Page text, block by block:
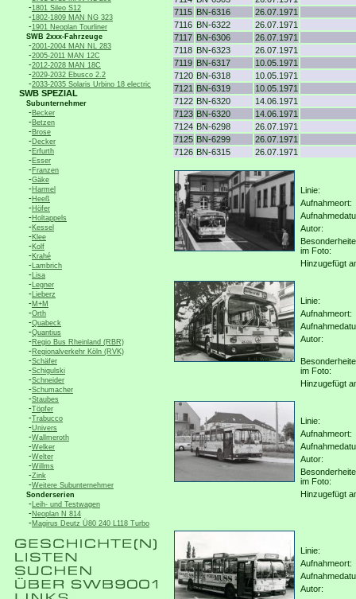
-1801 Sileo S12
-1802-1809 MAN NG 323
-1901 Neoplan Tourliner
SWB 2xxx-Fahrzeuge
-2001-2004 MAN NL 283
-2005-2011 MAN 12C
-2012-2028 MAN 18C
-2029-2032 Ebusco 2.2
-2033-2035 Solaris Urbino 18 electric
SWB SPEZIAL
Subunternehmer
-Becker
-Betzen
-Brose
-Decker
-Erfurth
-Esser
-Franzen
-Gäke
-Harmel
-Heeß
-Höfer
-Holtappels
-Kessel
-Klee
-Kolf
-Krahé
-Lambrich
-Lisa
-Legner
-Lieberz
-M+M
-Orth
-Quabeck
-Quantius
-Regio Bus Rheinland (RBR)
-Regionalverkehr Köln (RVK)
-Schäfer
-Schigulski
-Schneider
-Schumacher
-Staubes
-Töpfer
-Trabucco
-Univers
-Wallmeroth
-Welker
-Welter
-Willms
-Zink
-Weitere Subunternehmer
Sonderserien
-Leih- und Testwagen
-Neoplan N 814
-Magirus Deutz Ü80 240 L118 Turbo
7115 BN-6316
26.07.1971
7116 BN-6322
26.07.1971
7117 BN-6306
26.07.1971
7118 BN-6323
26.07.1971
7119 BN-6317
10.05.1971
7120 BN-6318
10.05.1971
7121 BN-6319
10.05.1971
7122 BN-6320
14.06.1971
7123 BN-6320
14.06.1971
7124 BN-6298
26.07.1971
7125 BN-6299
26.07.1971
7126 BN-6315 26.07.1971
Linie:
Aufnahmeort:
Autor:
im Foto:
Hinzugefügt
Linie:
Aufnahmeort:
Autor:
im Foto:
Hinzugefügt
Linie:
Aufnahmeort:
Autor:
im Foto:
Hinzugefügt
Linie:
Aufnahmeort:
Autor: